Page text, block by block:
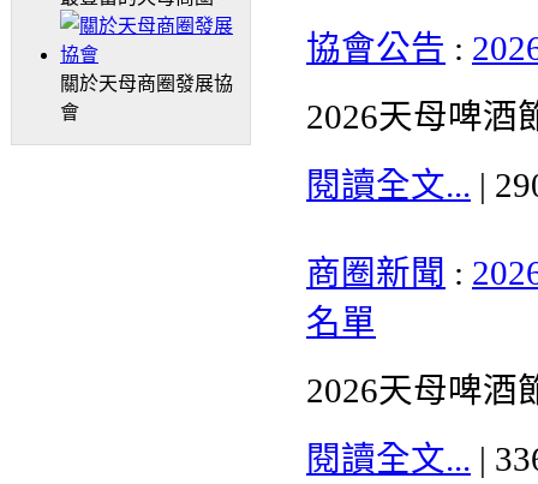
關於天母商圈發展協
會
協會公告 :
2026天母啤酒
閱讀全文... |
商圈新聞 :
名單
2026天母啤酒
閱讀全文... |